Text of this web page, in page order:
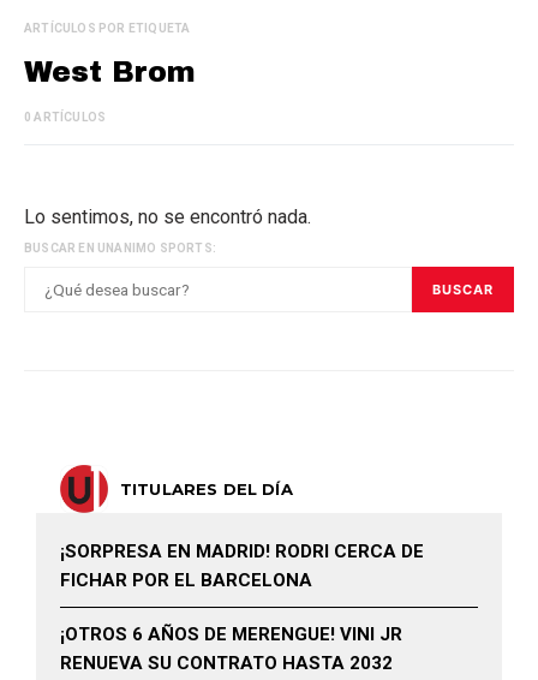
ARTÍCULOS POR ETIQUETA
West Brom
0 ARTÍCULOS
Lo sentimos, no se encontró nada.
BUSCAR EN UNANIMO SPORTS:
BUSCAR
TITULARES DEL DÍA
¡SORPRESA EN MADRID! RODRI CERCA DE
FICHAR POR EL BARCELONA
¡OTROS 6 AÑOS DE MERENGUE! VINI JR
RENUEVA SU CONTRATO HASTA 2032